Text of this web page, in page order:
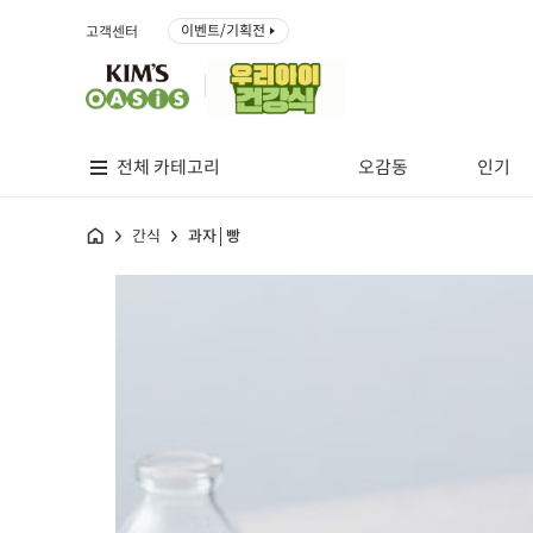
고객센터 이벤트/기획전
전체 카테고리 오감동 인기
홈 간식 과자│빵